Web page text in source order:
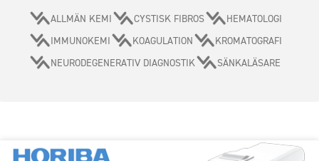
ALLMÄN KEMI CYSTISK FIBROS
HEMATOLOGI
IMMUNOKEMI
KOAGULATION
KROMATOGRAFI
NEURODEGENERATIV DIAGNOSTIK
SÄNKALÄSARE